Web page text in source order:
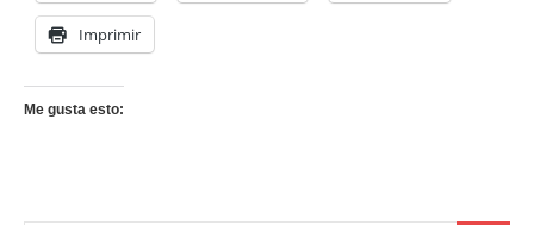
Imprimir
Me gusta esto: